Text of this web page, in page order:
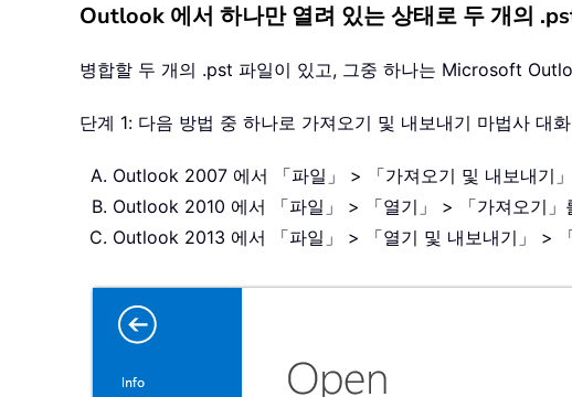
Outlook 에서 하나만 열려 있는 상태로 두 개의
병합할 두 개의 .pst 파일이 있고, 그중 하나는 Microsoft
단계 1: 다음 방법 중 하나로 가져오기 및 내보내기 마법사 대화
Outlook 2007 에서 「파일」 > 「가져오기 및 내보내기」
Outlook 2010 에서 「파일」 > 「열기」 > 「가져오기」
Outlook 2013 에서 「파일」 > 「열기 및 내보내기」 >